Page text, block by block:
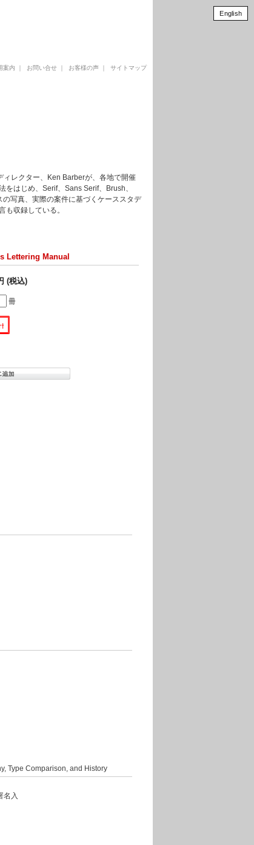
案内 お問い合せ お客様の声 サイトマップ
レクター、Ken Barberが、各地で開催
はじめ、Serif、Sans Serif、Brush、
写真、実際の案件に基づくケーススタデ
も収録している。
Lettering Manual
(税込)
冊
Type Comparison, and History
入
English